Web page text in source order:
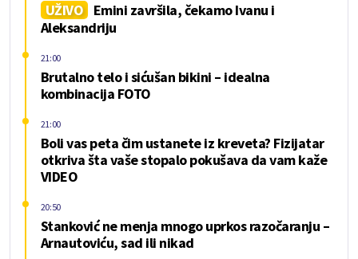
UŽIVO
Emini završila, čekamo Ivanu i
Aleksandriju
Brutalno telo i sićušan bikini – idealna
kombinacija FOTO
21:00
Boli vas peta čim ustanete iz kreveta? Fizijatar
otkriva šta vaše stopalo pokušava da vam kaže
VIDEO
21:00
Stanković ne menja mnogo uprkos razočaranju –
Arnautoviću, sad ili nikad
20:50